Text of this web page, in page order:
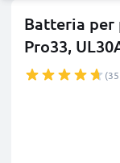
Batteria per
Pro33,